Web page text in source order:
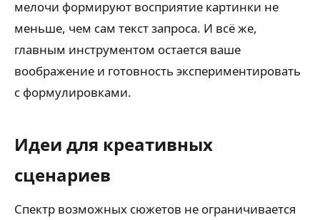
мелочи формируют восприятие картинки не
меньше, чем сам текст запроса. И всё же,
главным инструментом остается ваше
воображение и готовность экспериментировать
с формулировками.
Идеи для креативных
сценариев
Спектр возможных сюжетов не ограничивается